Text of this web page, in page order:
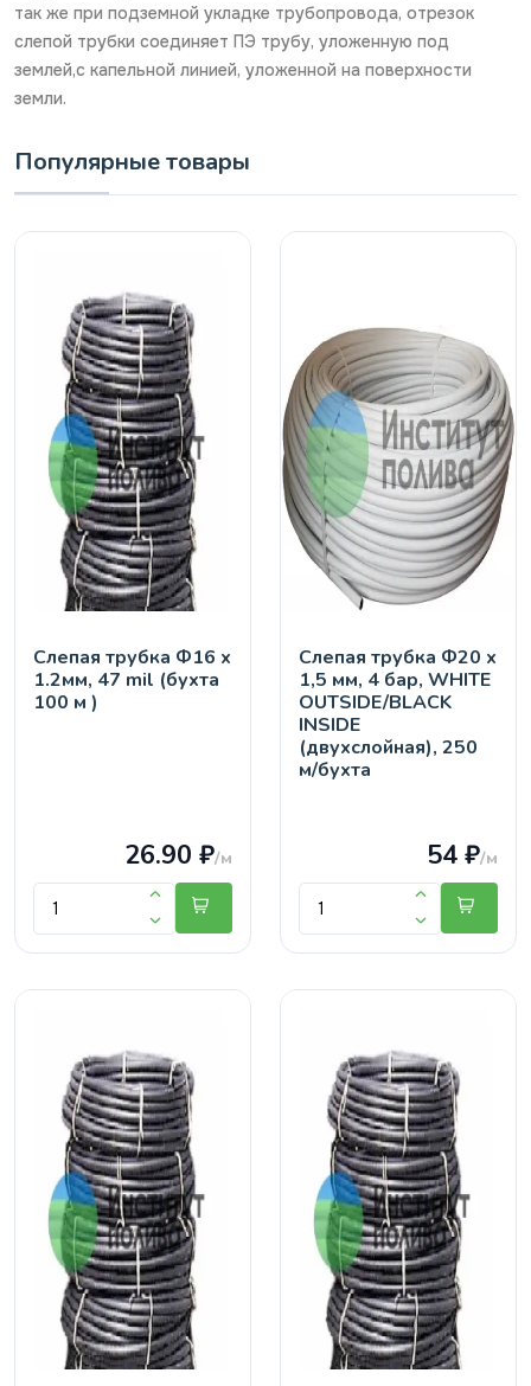
так же при подземной укладке трубопровода, отрезок
слепой трубки соединяет ПЭ трубу, уложенную под
землей,с капельной линией, уложенной на поверхности
земли.
Популярные товары
Слепая трубка Ф16 х
1.2мм, 47 mil (бухта
100 м )
26.90 ₽/м
Слепая трубка Ф20 х
1,5 мм, 4 бар, WHITE
OUTSIDE/BLACK
INSIDE
(двухслойная), 250
м/бухта
54 ₽/м